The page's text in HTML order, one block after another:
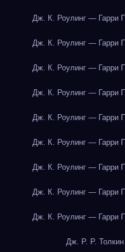
Дж. К. Роулинг — Гарри
Дж. К. Роулинг — Гарри
Дж. К. Роулинг — Гарри
Дж. К. Роулинг — Гарри
Дж. К. Роулинг — Гарри
Дж. К. Роулинг — Гарри
Дж. К. Роулинг — Гарри
Дж. К. Роулинг — Гарри
Дж. К. Роулинг — Гарри
Дж. Р. Р.